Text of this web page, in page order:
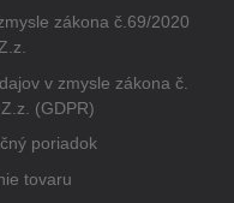
zákona č.69/2020
Z.z.
v zmysle zákona č.
(GDPR)
poriadok
tovaru